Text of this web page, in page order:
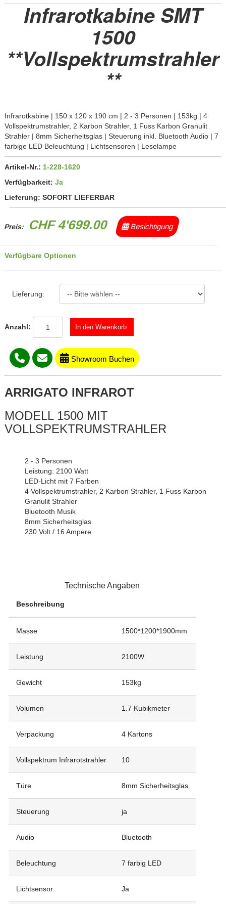
Infrarotkabine SMT
1500
**Vollspektrumstrahler
**
Infrarotkabine | 150 x 120 x 190 cm | 2 - 3 Personen | 153kg | 4
Vollspektrumstrahler, 2 Karbon Strahler, 1 Fuss Karbon Granulit
Strahler | 8mm Sicherheitsglas | Steuerung inkl. Bluetooth Audio | 7
farbige LED Beleuchtung | Lichtsensoren | Leselampe
Artikel-Nr.: 1-228-1620
Verfügbarkeit: Ja
Lieferung: SOFORT LIEFERBAR
Preis: CHF 4'699.00 Besichtigung
Verfügbare Optionen
Lieferung:
Anzahl:
Showroom Buchen
ARRIGATO INFRAROT
MODELL 1500 MIT
VOLLSPEKTRUMSTRAHLER
2 - 3 Personen
Leistung: 2100 Watt
LED-Licht mit 7 Farben
4 Vollspektrumstrahler, 2 Karbon Strahler, 1 Fuss Karbon
Granulit Strahler
Bluetooth Musik
8mm Sicherheitsglas
230 Volt / 16 Ampere
Technische Angaben
Beschreibung
Masse 1500*1200*1900mm
Leistung 2100W
Gewicht 153kg
Volumen 1.7 Kubikmeter
Verpackung 4 Kartons
Vollspektrum Infrarotstrahler 10
Türe 8mm Sicherheitsglas
Steuerung ja
Audio Bluetooth
Beleuchtung 7 farbig LED
Lichtsensor Ja